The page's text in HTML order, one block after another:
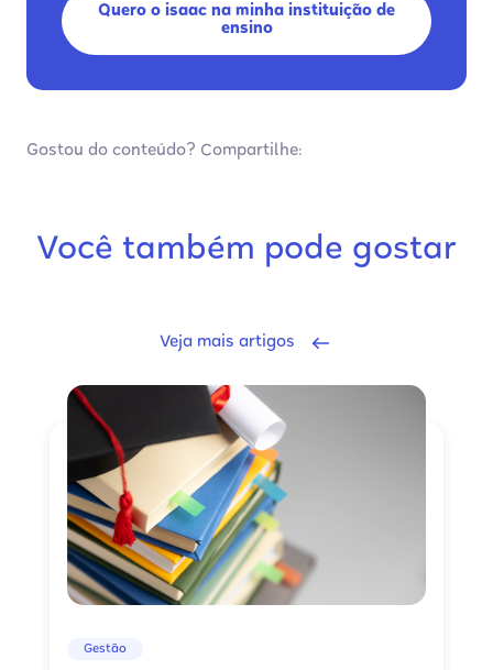
Quero o isaac na minha instituição de
ensino
Gostou do conteúdo? Compartilhe:
Você também pode gostar
Veja mais artigos
Gestão